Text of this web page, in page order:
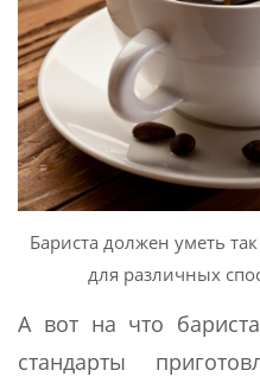
Бариста должен уметь
для различных
А вот на что
стандарты